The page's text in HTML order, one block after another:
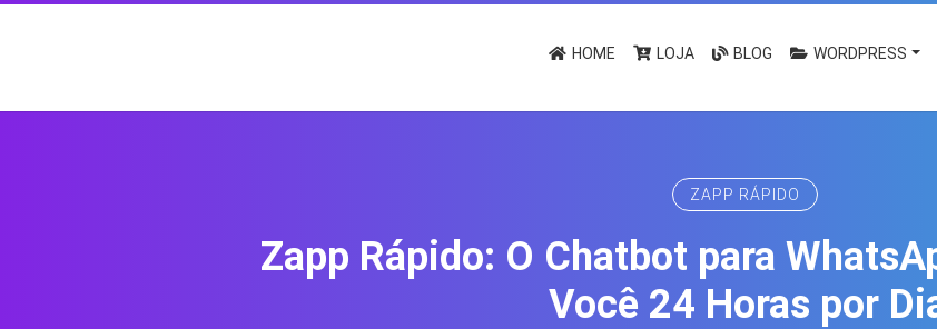
HOME LOJA BLOG WORDPRESS
ZAPP RÁPIDO
Zapp Rápido: O Chatbot para
Você 24 Horas por